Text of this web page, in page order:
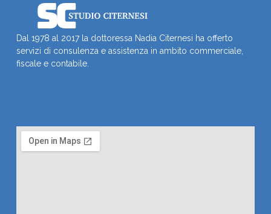
Dal 1978 al 2017 la dottoressa Nadia Citernesi ha offerto
servizi di consulenza e assistenza in ambito commerciale,
fiscale e contabile.